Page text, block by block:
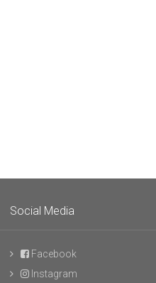
Social Media
Facebook
Instagram